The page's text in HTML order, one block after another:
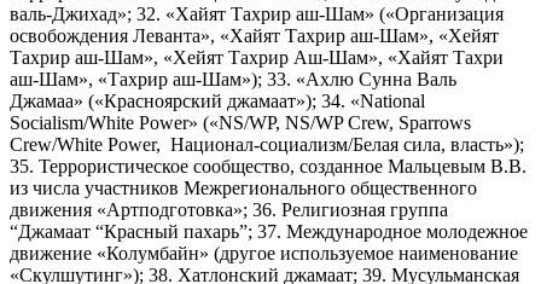
валь-Джихад»; 32. «Хайят Тахрир аш-Шам» («Организация
освобождения Леванта», «Хайят Тахрир аш-Шам», «Хейят
Тахрир аш-Шам», «Хейят Тахрир Аш-Шам», «Хайят Тахри
аш-Шам», «Тахрир аш-Шам»); 33. «Ахлю Сунна Валь
Джамаа» («Красноярский джамаат»); 34. «National
Socialism/White Power» («NS/WP, NS/WP Crew, Sparrows
Crew/White Power, Национал-социализм/Белая сила, власть»);
35. Террористическое сообщество, созданное Мальцевым В.В.
из числа участников Межрегионального общественного
движения «Артподготовка»; 36. Религиозная группа
“Джамаат “Красный пахарь”; 37. Международное молодежное
движение «Колумбайн» (другое используемое наименование
«Скулшутинг»); 38. Хатлонский джамаат; 39. Мусульманская